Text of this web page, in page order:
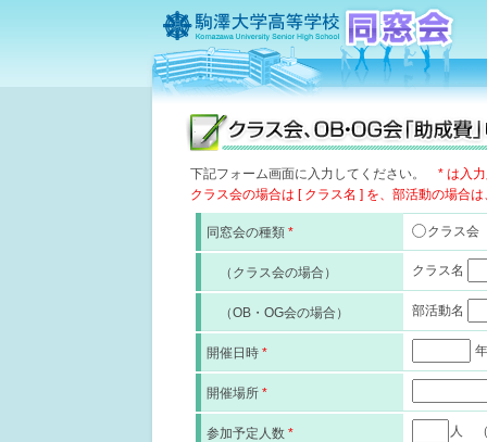
下記フォーム画面に入力してください。 * は入
クラス会の場合は [ クラス名 ] を、部活動の場合
同窓会の種類 * クラ
（クラス会の場合） クラス名
（OB・OG会の場合） 部活動名
開催日時 *
開催場所 *
参加予定人数 * 人 （